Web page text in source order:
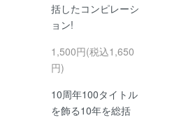
括したコンピレーシ
ョン!
1,500円(税込1,650
円)
10周年100タイトル
を飾る10年を総括